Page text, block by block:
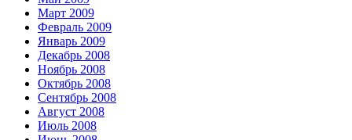
Март 2009
Февраль 2009
Январь 2009
Декабрь 2008
Ноябрь 2008
Октябрь 2008
Сентябрь 2008
Август 2008
Июль 2008